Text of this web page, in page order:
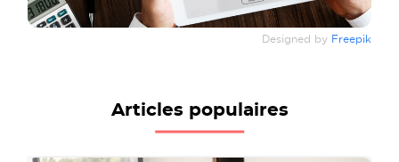
Designed by Freepik
Articles populaires